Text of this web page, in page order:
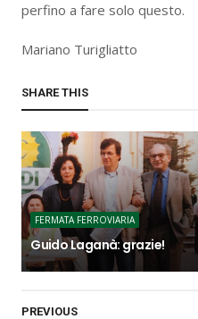
perfino a fare solo questo.
Mariano Turigliatto
SHARE THIS
FERMATA FERROVIARIA
Guido Laganà: grazie!
PREVIOUS